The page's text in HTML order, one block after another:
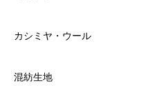
カシミヤ・ウール
混紡生地